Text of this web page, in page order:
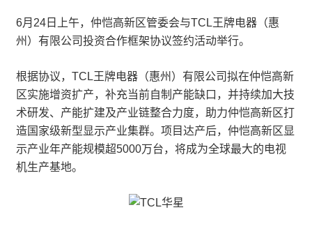
6月24日上午，仲恺高新区管委会与TCL王牌电器（惠
州）有限公司投资合作框架协议签约活动举行。
根据协议，TCL王牌电器（惠州）有限公司拟在仲恺高新
区实施增资扩产，补充当前自制产能缺口，并持续加大技
术研发、产能扩建及产业链整合力度，助力仲恺高新区打
造国家级新型显示产业集群。项目达产后，仲恺高新区显
示产业年产能规模超5000万台，将成为全球最大的电视
机生产基地。